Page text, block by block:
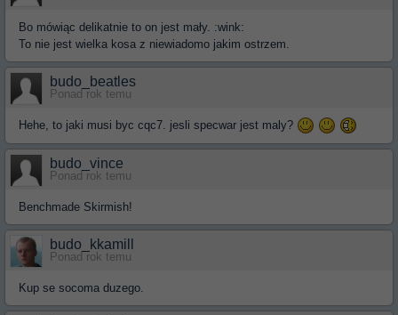
Bo mówiąc delikatnie to on jest mały. :wink:
To nie jest wielka kosa z niewiadomo jakim ostrzem.
budo_beatles
Ponad rok temu
Hehe, to jaki musi byc cqc7. jesli specwar jest maly?
budo_vince
Ponad rok temu
Benchmade Skirmish!
budo_kkamill
Ponad rok temu
Kup se socoma duzego.